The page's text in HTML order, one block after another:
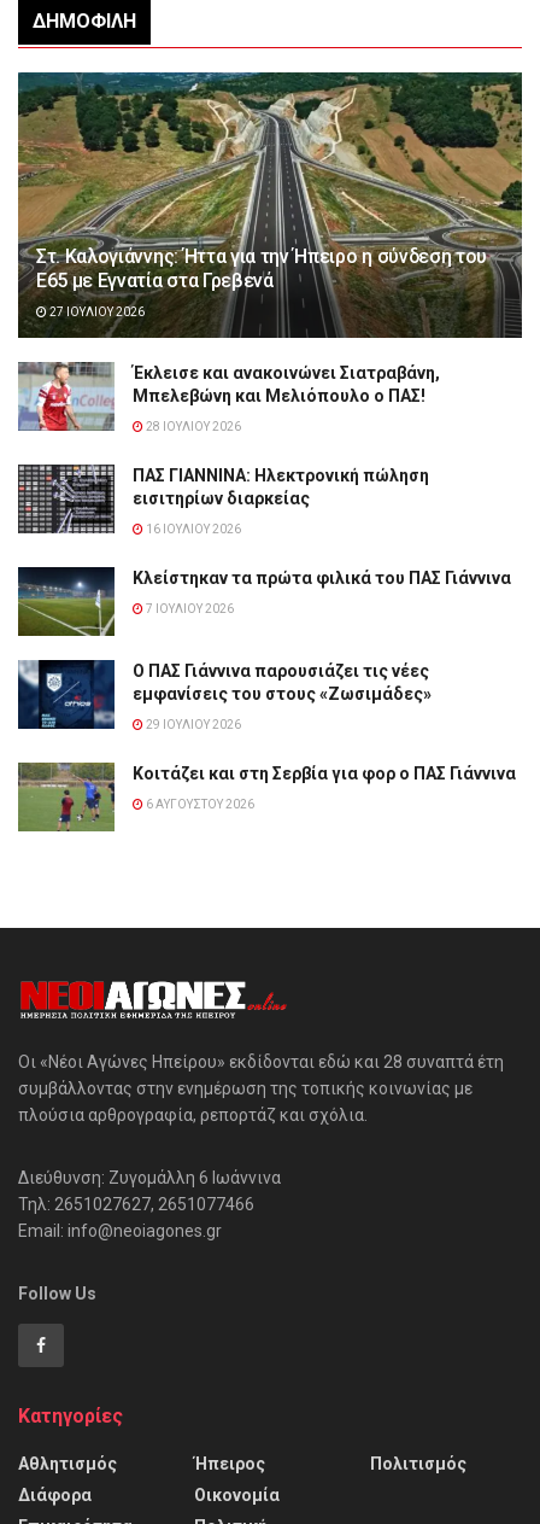
ΔΗΜΟΦΙΛΉ
Στ. Καλογιάννης: Ήττα για την Ήπειρο η σύνδεση του
Ε65 με Εγνατία στα Γρεβενά
27 ΙΟΥΛΊΟΥ 2026
Έκλεισε και ανακοινώνει Σιατραβάνη,
Μπελεβώνη και Μελιόπουλο ο ΠΑΣ!
28 ΙΟΥΛΊΟΥ 2026
ΠΑΣ ΓΙΑΝΝΙΝΑ: Hλεκτρονική πώληση
εισιτηρίων διαρκείας
16 ΙΟΥΛΊΟΥ 2026
Κλείστηκαν τα πρώτα φιλικά του ΠΑΣ Γιάννινα
7 ΙΟΥΛΊΟΥ 2026
Ο ΠΑΣ Γιάννινα παρουσιάζει τις νέες
εμφανίσεις του στους «Ζωσιμάδες»
29 ΙΟΥΛΊΟΥ 2026
Κοιτάζει και στη Σερβία για φορ ο ΠΑΣ Γιάννινα
6 ΑΥΓΟΎΣΤΟΥ 2026
Οι «Νέοι Αγώνες Ηπείρου» εκδίδονται εδώ και 28 συναπτά έτη
συμβάλλοντας στην ενημέρωση της τοπικής κοινωνίας με
πλούσια αρθρογραφία, ρεπορτάζ και σχόλια.
Διεύθυνση: Ζυγομάλλη 6 Ιωάννινα
Τηλ: 2651027627, 2651077466
Email: info@neoiagones.gr
Follow Us
Κατηγορίες
Αθλητισμός
Διάφορα
Ήπειρος
Οικονομία
Πολιτισμός